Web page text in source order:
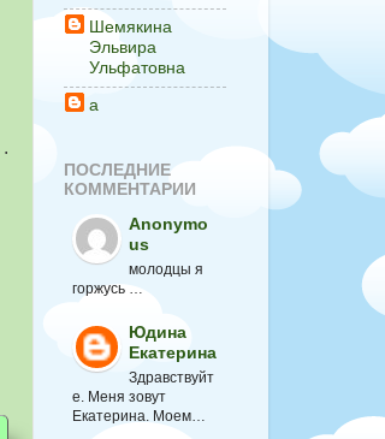
.
Шемякина
Эльвира
Ульфатовна
а
ПОСЛЕДНИЕ
КОММЕНТАРИИ
Anonymo
us
молодцы я
горжусь …
Юдина
Екатерина
Здравствуйт
е. Меня зовут
Екатерина. Моем…